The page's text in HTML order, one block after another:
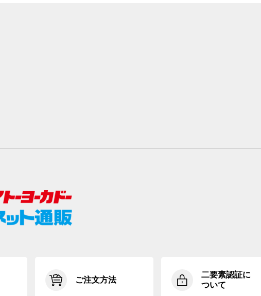
ご注文方法
二要素認証に
ついて